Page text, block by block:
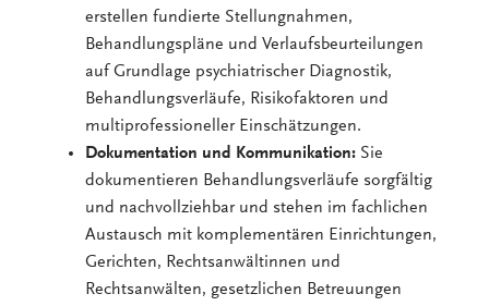
erstellen fundierte Stellungnahmen,
Behandlungspläne und Verlaufsbeurteilungen
auf Grundlage psychiatrischer Diagnostik,
Behandlungsverläufe, Risikofaktoren und
multiprofessioneller Einschätzungen.
Dokumentation und Kommunikation: Sie
dokumentieren Behandlungsverläufe sorgfältig
und nachvollziehbar und stehen im fachlichen
Austausch mit komplementären Einrichtungen,
Gerichten, Rechtsanwältinnen und
Rechtsanwälten, gesetzlichen Betreuungen